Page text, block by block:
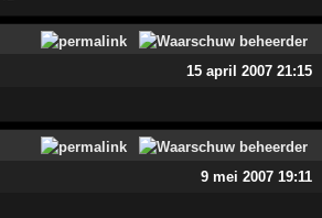
15 april 2007 21:15
9 mei 2007 19:11